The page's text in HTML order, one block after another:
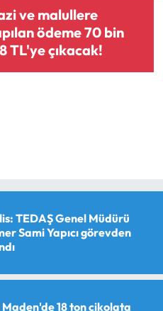
ve malullere
ödeme 70 bin
TL'ye çıkacak!
TEDAŞ Genel Müdürü
Sami Yapıcı görevden
Maden'de 18 ton çikolata